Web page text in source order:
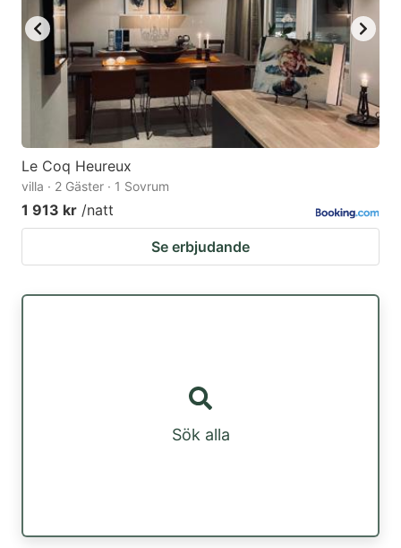
Le Coq Heureux
villa · 2 Gäster · 1 Sovrum
1 913 kr /natt
Se erbjudande
Sök alla